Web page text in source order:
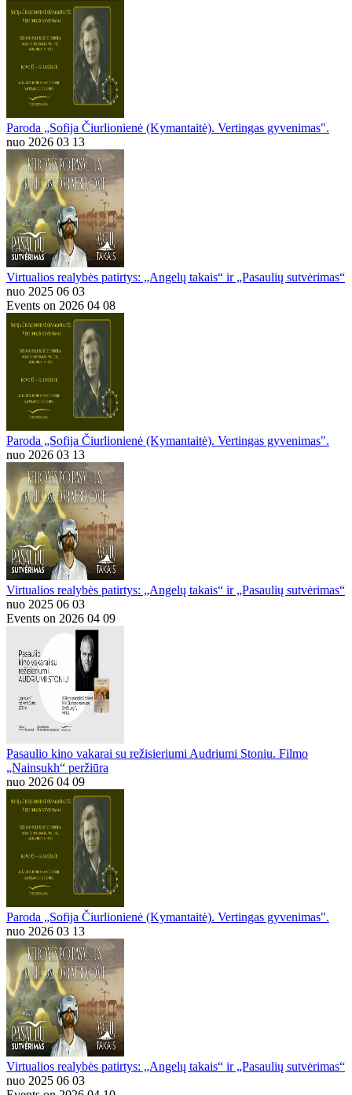
Paroda „Sofija Čiurlionienė (Kymantaitė). Vertingas gyvenimas".
nuo 2026 03 13
Virtualios realybės patirtys: „Angelų takais“ ir „Pasaulių sutvėrimas“
nuo 2025 06 03
Events on 2026 04 08
Paroda „Sofija Čiurlionienė (Kymantaitė). Vertingas gyvenimas".
nuo 2026 03 13
Virtualios realybės patirtys: „Angelų takais“ ir „Pasaulių sutvėrimas“
nuo 2025 06 03
Events on 2026 04 09
Pasaulio kino vakarai su režisieriumi Audriumi Stoniu. Filmo
„Nainsukh“ peržiūra
nuo 2026 04 09
Paroda „Sofija Čiurlionienė (Kymantaitė). Vertingas gyvenimas".
nuo 2026 03 13
Virtualios realybės patirtys: „Angelų takais“ ir „Pasaulių sutvėrimas“
nuo 2025 06 03